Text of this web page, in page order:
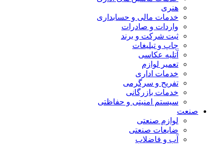
هنری
خدمات مالی و حسابداری
واردات و صادرات
ثبت شرکت و برند
چاپ و تبلیغات
آتلیه عکاسی
تعمیر لوازم
خدمات اداری
تفریح و سرگرمی
خدمات بازرگانی
سیستم امنیتی و حفاظتی
صنعت
لوازم صنعتی
ضایعات صنعتی
آب و فاضلاب